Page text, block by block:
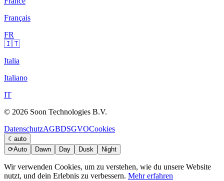
Français
FR
🇮🇹
Italia
Italiano
IT
© 2026 Soon Technologies B.V.
DatenschutzAGBDSGVOCookies
☾ auto
⟳Auto Dawn Day Dusk Night
Wir verwenden Cookies, um zu verstehen, wie du unsere Website
nutzt, und dein Erlebnis zu verbessern. Mehr erfahren